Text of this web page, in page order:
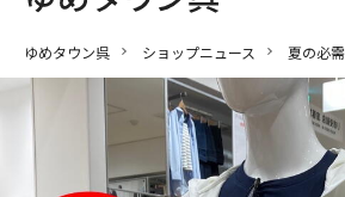
ゆめタウン呉 ショップニュース 夏の必需